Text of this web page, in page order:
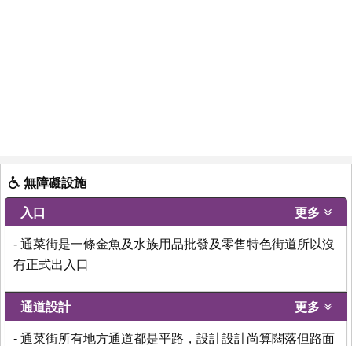
無障礙設施
入口 更多
- 通菜街是一條金魚及水族用品批發及零售特色街道所以沒
有正式出入口
通道設計 更多
- 通菜街所有地方通道都是平路，設計設計尚算闊落但路面